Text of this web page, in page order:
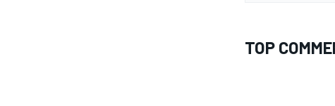
TOP